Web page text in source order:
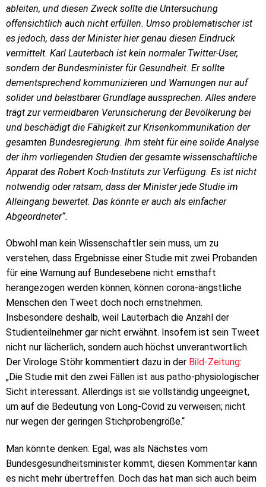
ableiten, und diesen Zweck sollte die Untersuchung
offensichtlich auch nicht erfüllen. Umso problematischer ist
es jedoch, dass der Minister hier genau diesen Eindruck
vermittelt. Karl Lauterbach ist kein normaler Twitter-User,
sondern der Bundesminister für Gesundheit. Er sollte
dementsprechend kommunizieren und Warnungen nur auf
solider und belastbarer Grundlage aussprechen. Alles andere
trägt zur vermeidbaren Verunsicherung der Bevölkerung bei
und beschädigt die Fähigkeit zur Krisenkommunikation der
gesamten Bundesregierung. Ihm steht für eine solide Analyse
der ihm vorliegenden Studien der gesamte wissenschaftliche
Apparat des Robert Koch-Instituts zur Verfügung. Es ist nicht
notwendig oder ratsam, dass der Minister jede Studie im
Alleingang bewertet. Das könnte er auch als einfacher
Abgeordneter“.
Obwohl man kein Wissenschaftler sein muss, um zu
verstehen, dass Ergebnisse einer Studie mit zwei Probanden
für eine Warnung auf Bundesebene nicht ernsthaft
herangezogen werden können, können corona-ängstliche
Menschen den Tweet doch noch ernstnehmen.
Insbesondere deshalb, weil Lauterbach die Anzahl der
Studienteilnehmer gar nicht erwähnt. Insofern ist sein Tweet
nicht nur lächerlich, sondern auch höchst unverantwortlich.
Der Virologe Stöhr kommentiert dazu in der Bild-Zeitung:
„Die Studie mit den zwei Fällen ist aus patho-physiologischer
Sicht interessant. Allerdings ist sie vollständig ungeeignet,
um auf die Bedeutung von Long-Covid zu verweisen; nicht
nur wegen der geringen Stichprobengröße.“
Man könnte denken: Egal, was als Nächstes vom
Bundesgesundheitsminister kommt, diesen Kommentar kann
es nicht mehr übertreffen. Doch das hat man sich auch beim